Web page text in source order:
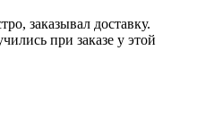
заказывал доставку.
при заказе у этой